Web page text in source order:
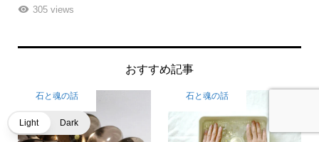
263 views
おすすめ記事
石と魂の話 石と魂の話
Light Dark